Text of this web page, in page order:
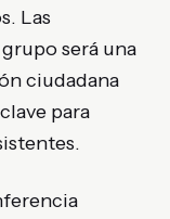
Las
será una
ciudadana
para